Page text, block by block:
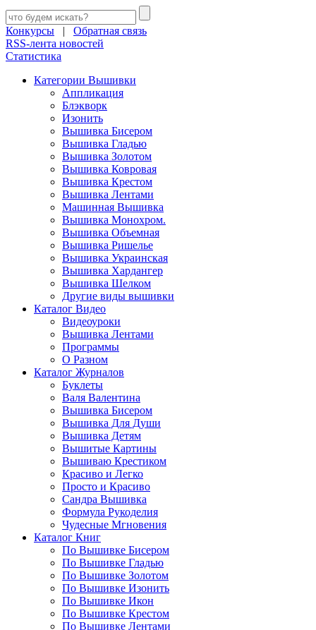
Конкурсы | Обратная связь
RSS-лента новостей
Статистика
Категории Вышивки
Аппликация
Блэкворк
Изонить
Вышивка Бисером
Вышивка Гладью
Вышивка Золотом
Вышивка Ковровая
Вышивка Крестом
Вышивка Лентами
Машинная Вышивка
Вышивка Монохром.
Вышивка Объемная
Вышивка Ришелье
Вышивка Украинская
Вышивка Хардангер
Вышивка Шелком
Другие виды вышивки
Каталог Видео
Видеоуроки
Вышивка Лентами
Программы
О Разном
Каталог Журналов
Буклеты
Валя Валентина
Вышивка Бисером
Вышивка Для Души
Вышивка Детям
Вышитые Картины
Вышиваю Крестиком
Красиво и Легко
Просто и Красиво
Сандра Вышивка
Формула Рукоделия
Чудесные Мгновения
Каталог Книг
По Вышивке Бисером
По Вышивке Гладью
По Вышивке Золотом
По Вышивке Изонить
По Вышивке Икон
По Вышивке Крестом
По Вышивке Лентами